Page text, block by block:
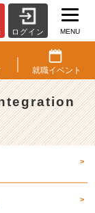
ログイン MENU
就職イベント
>
>